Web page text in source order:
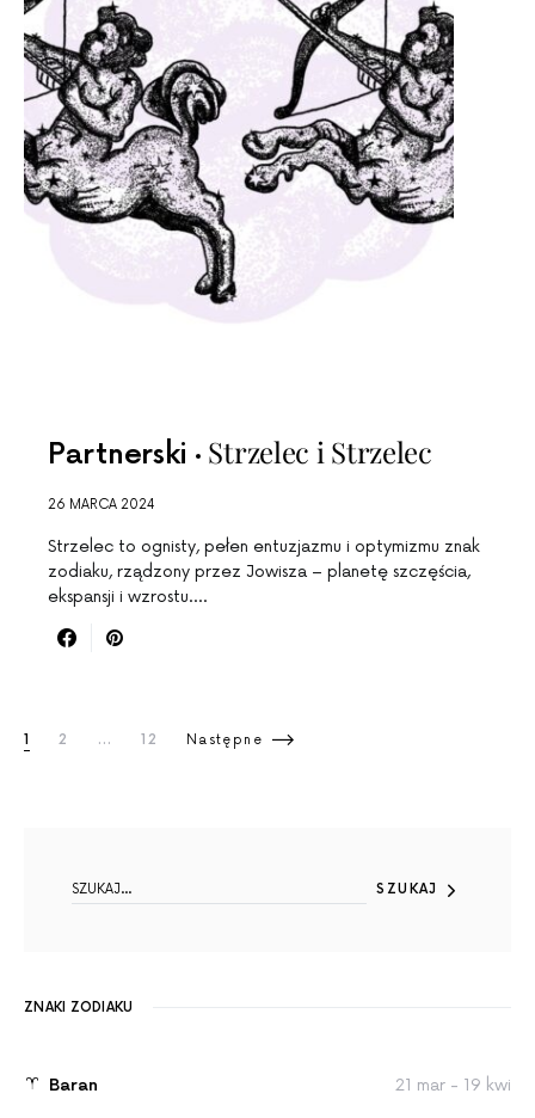
Partnerski Strzelec i Strzelec
26 MARCA 2024
Strzelec to ognisty, pełen entuzjazmu i optymizmu znak
zodiaku, rządzony przez Jowisza – planetę szczęścia,
ekspansji i wzrostu.…
Stronicowanie wpisów
1 2 … 12 Następne
SZUKAJ
ZNAKI ZODIAKU
Baran 21 mar - 19 kwi